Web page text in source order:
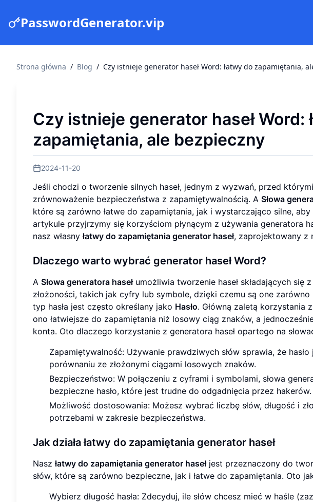
PasswordGenerator.vip
Strona główna / Blog / Czy istnieje generator haseł Word: łatwy do zapamiętania,
Czy istnieje generator haseł Word:
zapamiętania, ale bezpieczny
2024-11-20
Jeśli chodzi o tworzenie silnych haseł, jednym z wyzwań, przed
zrównoważenie bezpieczeństwa z zapamiętywalnością. A Słowa
które są zarówno łatwe do zapamiętania, jak i wystarczająco silne,
artykule przyjrzymy się korzyściom płynącym z używania generatora
nasz własny łatwy do zapamiętania generator haseł, zaprojektowany z
Dlaczego warto wybrać generator haseł Word?
A Słowa generatora hasełumożliwia tworzenie haseł składających się
złożoności, takich jak cyfry lub symbole, dzięki czemu są one
typ hasła jest często określany jako Hasło. Główną zaletą korzystania
ono łatwiejsze do zapamiętania niż losowy ciąg znaków, a
konta. Oto dlaczego korzystanie z generatora haseł opartego na
Zapamiętywalność: Używanie prawdziwych słów sprawia, że
porównaniu ze złożonymi ciągami losowych znaków.
Bezpieczeństwo: W połączeniu z cyframi i symbolami, słowa
bezpieczne hasło, które jest trudne do odgadnięcia przez hakerów.
Możliwość dostosowania: Możesz wybrać liczbę słów, długość i
potrzebami w zakresie bezpieczeństwa.
Jak działa łatwy do zapamiętania generator haseł
Nasz łatwy do zapamiętania generator hasełjest przeznaczony do
słów, które są zarówno bezpieczne, jak i łatwe do zapamiętania. Oto
Wybierz długość hasła: Zdecyduj, ile słów chcesz mieć w haśle